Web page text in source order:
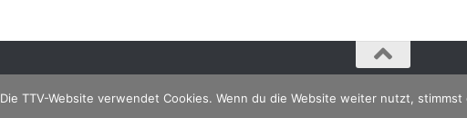
Die TTV-Website verwendet Cookies. Wenn du die Website weiter nutzt,